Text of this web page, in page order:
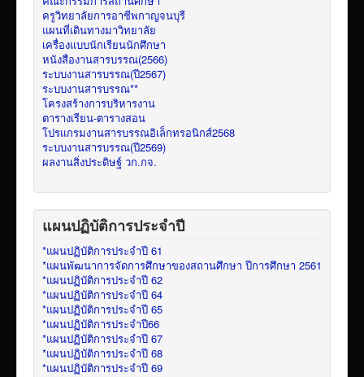
ครูวิทยาลัยการอาชีพกาญจนบุรี
แผนที่เดินทางมาวิทยาลัย
เครื่องแบบนักเรียนนักศึกษา
หนังสืองานสารบรรณ(2566)
ระบบงานสารบรรณ(ปี2567)
ระบบงานสารบรรณ**
โครงสร้างการบริหารงาน
ตารางเรียน-ตารางสอน
โปรแกรมงานสารบรรณอิเล็กทรอนิกส์2568
ระบบงานสารบรรณ(ปี2569)
ผลงานสิ่งประดิษฐ์ วก.กจ.
แผนปฏิบัติการประจำปี
*แผนปฏิบัติการประจำปี 61
*แผนพัฒนาการจัดการศึกษาของสถานศึกษา ปีการศึกษา 2561
*แผนปฏิบัติการประจำปี 62
*แผนปฏิบัติการประจำปี 64
*แผนปฏิบัติการประจำปี 65
*แผนปฏิบัติการประจำปี66
*แผนปฏิบัติการประจำปี 67
*แผนปฏิบัติการประจำปี 68
*แผนปฏิบัติการประจำปี 69